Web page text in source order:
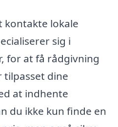
kontakte lokale
sig i
for at få rådgivning
tilpasset dine
at indhente
du ikke kun finde en